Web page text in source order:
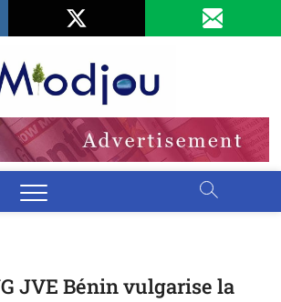
JVE Bénin vulgarise la